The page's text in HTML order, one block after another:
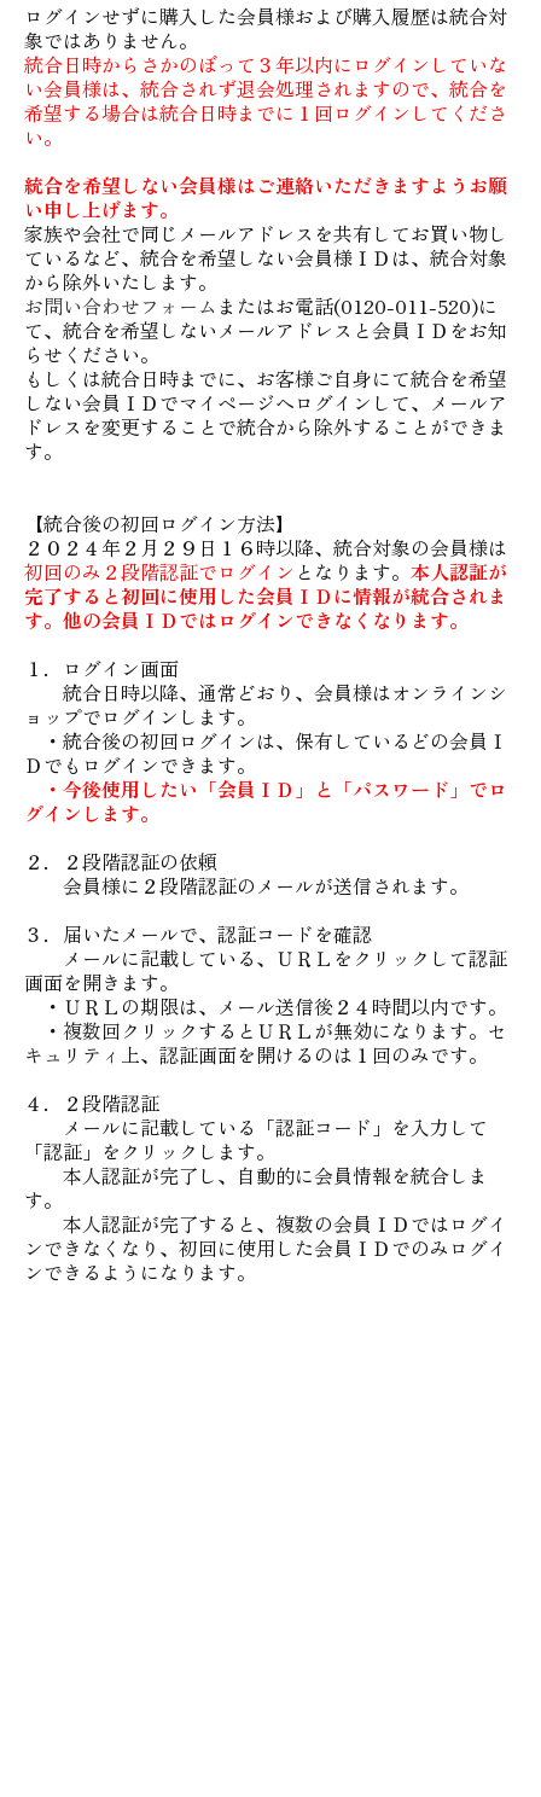
ログインせずに購入した会員様および購入履歴は統合対
象ではありません。
統合日時からさかのぼって３年以内にログインしていな
い会員様は、統合されず退会処理されますので、統合を
希望する場合は統合日時までに１回ログインしてくださ
い。
統合を希望しない会員様はご連絡いただきますようお願
い申し上げます。
家族や会社で同じメールアドレスを共有してお買い物し
ているなど、統合を希望しない会員様ＩＤは、統合対象
から除外いたします。
お問い合わせフォーム またはお電話(0120-011-520)に
て、統合を希望しないメールアドレスと会員ＩＤをお知
らせください。
もしくは統合日時までに、お客様ご自身にて統合を希望
しない会員ＩＤでマイページへログインして、メールア
ドレスを変更することで統合から除外することができま
す。
【統合後の初回ログイン方法】
２０２４年２月２９日１６時以降、統合対象の会員様は
初回のみ２段階認証でログイン となります。 本人認証が
完了すると初回に使用した会員ＩＤに情報が統合されま
す。他の会員ＩＤではログインできなくなります。
１．ログイン画面
統合日時以降、通常どおり、会員様はオンラインシ
ョップでログインします。
・統合後の初回ログインは、保有しているどの会員Ｉ
Ｄでもログインできます。
・今後使用したい「会員ＩＤ」と「パスワード」でロ
グインします。
２．２段階認証の依頼
会員様に２段階認証のメールが送信されます。
３．届いたメールで、認証コードを確認
メールに記載している、ＵＲＬをクリックして認証
画面を開きます。
・ＵＲＬの期限は、メール送信後２４時間以内です。
・複数回クリックするとＵＲＬが無効になります。セ
キュリティ上、認証画面を開けるのは１回のみです。
４．２段階認証
メールに記載している「認証コード」を入力して
「認証」をクリックします。
本人認証が完了し、自動的に会員情報を統合しま
す。
本人認証が完了すると、複数の会員ＩＤではログイ
ンできなくなり、初回に使用した会員ＩＤでのみログイ
ンできるようになります。